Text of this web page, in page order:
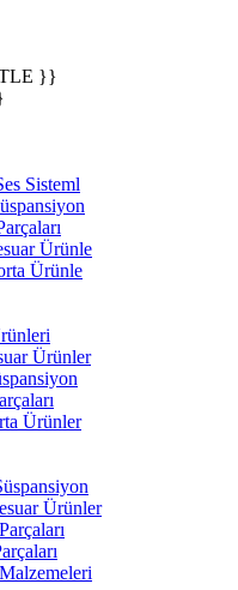
}}
Sisteml
Ürünle
Ürünle
Ürünler
Ürünler
Ürünler